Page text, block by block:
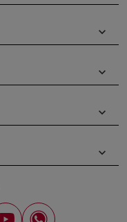
keyboard_arrow_down
keyboard_arrow_down
keyboard_arrow_down
keyboard_arrow_down